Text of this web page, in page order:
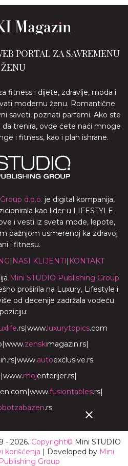
PORTAL ZA SAVREMENU
ŽENU
fitness i dijete, zdravlje, moda i
modernu ženu. Romantične
saveti, poznati parfemi. Ako ste
da trenira, ovde ćete naći mnoge
i fitness, kao i plan ishrane.
d.o.o. je digital kompanija,
kao lider u LIFESTYLE
i vesti iz sveta mode, lepote,
pažnjom usmerenoj ka zdravoj
i fitnesu.
NASI KLIJENTI
KONTAKT
Mini STUDIO Publishing Group
proširila na Luxury, Lifestyle i
od decenije zadržala vodeću
poziciju:
.rs| www. luxurytopics.com
www.zenskimagazin.rs
| www.autoexclusive.rs
www.mojenterijer.rs
www.fusiontables.rs
.rs
- 2026. Copyright© Mini STUDIO
korišćenja | Developed by Mini
Group